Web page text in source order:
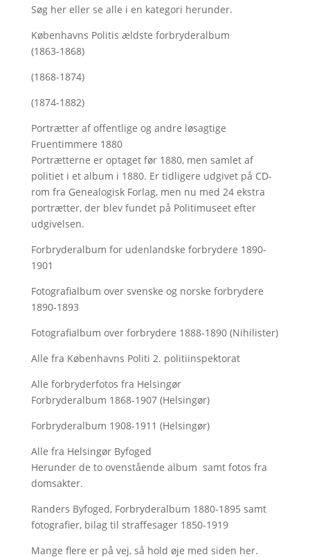
Søg hereller se alle i en kategori herunder.
Københavns Politis ældste forbryderalbum
(1863-1868)
(1868-1874)
(1874-1882)
Portrætter af offentlige og andre løsagtige
Fruentimmere 1880
Portrætterne er optaget før 1880, men samlet af
politiet i et album i 1880. Er tidligere udgivet på CD-
rom fra Genealogisk Forlag, men nu med 24 ekstra
portrætter, der blev fundet på Politimuseet efter
udgivelsen.
Forbryderalbum for udenlandske forbrydere 1890-
1901
Fotografialbum over svenske og norske forbrydere
1890-1893
Fotografialbum over forbrydere 1888-1890 (Nihilister)
Alle fra Københavns Politi 2. politiinspektorat
Alle forbryderfotos fra Helsingør
Forbryderalbum 1868-1907 (Helsingør)
Forbryderalbum 1908-1911 (Helsingør)
Alle fra Helsingør Byfoged
Herunder de to ovenstående album samt fotos fra
domsakter.
Randers Byfoged, Forbryderalbum 1880-1895 samt
fotografier, bilag til straffesager 1850-1919
Mange flere er på vej, så hold øje med siden her.